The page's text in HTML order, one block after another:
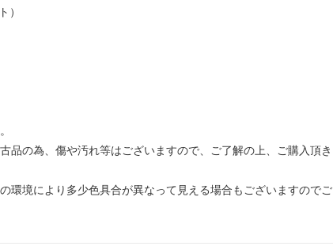
）
品の為、傷や汚れ等はございますので、ご了解の上、ご購入頂き
環境により多少色具合が異なって見える場合もございますのでご